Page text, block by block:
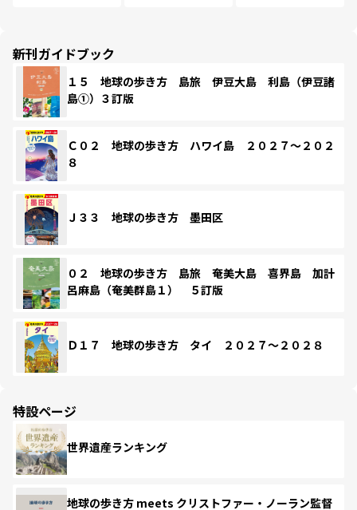
新刊ガイドブック
１５ 地球の歩き方 島旅 伊豆大島 利島（伊豆諸
島①）３訂版
Ｃ０２ 地球の歩き方 ハワイ島 ２０２７～２０２
８
Ｊ３３ 地球の歩き方 墨田区
０２ 地球の歩き方 島旅 奄美大島 喜界島 加計
呂麻島（奄美群島１） ５訂版
Ｄ１７ 地球の歩き方 タイ ２０２７～２０２８
特設ページ
世界遺産ランキング
地球の歩き方 meets クリストファー・ノーラン監督